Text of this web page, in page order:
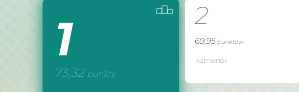
1
73,32 punkty
2
69,95 punktów
Kamieńsk